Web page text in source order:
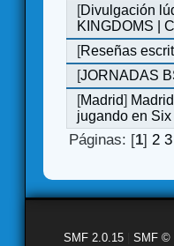
[Divulgación
KINGDOMS |
[Reseñas
[JORNADAS
[Madrid]
jugando en
Páginas: [1]2 3
SMF 2.0.15 SMF ©